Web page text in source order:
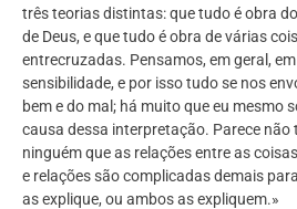
três teorias distintas: que tudo é obra
de Deus, e que tudo é obra de várias
entrecruzadas. Pensamos, em geral,
sensibilidade, e por isso tudo se nos
bem e do mal; há muito que eu mesmo
causa dessa interpretação. Parece não
ninguém que as relações entre as
e relações são complicadas demais
as explique, ou ambos as expliquem.»